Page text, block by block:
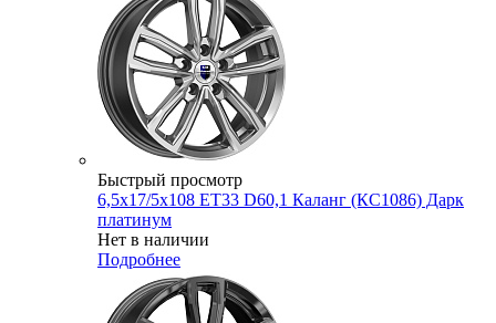
Быстрый просмотр
6,5x17/5x108 ET33 D60,1 Каланг (КС1086) Дарк
платинум
Нет в наличии
Подробнее